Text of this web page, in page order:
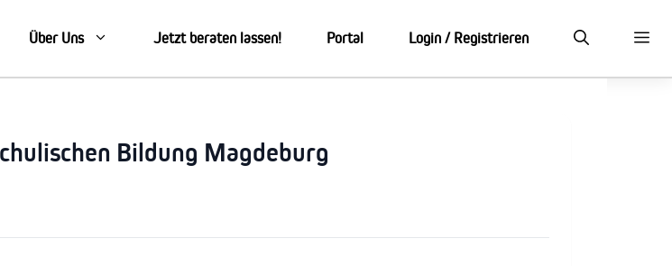
Über Uns Jetzt beraten lassen! Portal Login / Registrieren
Bildung Magdeburg